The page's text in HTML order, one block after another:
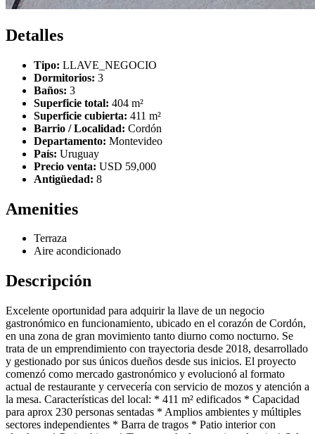
Detalles
Tipo: LLAVE_NEGOCIO
Dormitorios: 3
Baños: 3
Superficie total: 404 m²
Superficie cubierta: 411 m²
Barrio / Localidad: Cordón
Departamento: Montevideo
País: Uruguay
Precio venta: USD 59,000
Antigüedad: 8
Amenities
Terraza
Aire acondicionado
Descripción
Excelente oportunidad para adquirir la llave de un negocio
gastronómico en funcionamiento, ubicado en el corazón de Cordón,
en una zona de gran movimiento tanto diurno como nocturno. Se
trata de un emprendimiento con trayectoria desde 2018, desarrollado
y gestionado por sus únicos dueños desde sus inicios. El proyecto
comenzó como mercado gastronómico y evolucionó al formato
actual de restaurante y cervecería con servicio de mozos y atención a
la mesa. Características del local: * 411 m² edificados * Capacidad
para aprox 230 personas sentadas * Amplios ambientes y múltiples
sectores independientes * Barra de tragos * Patio interior con